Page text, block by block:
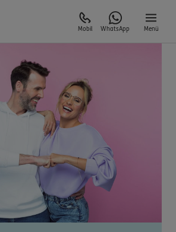
Mobil WhatsApp Menü